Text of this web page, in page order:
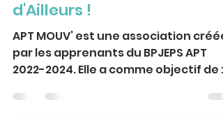
d'Ailleurs !
APT MOUV’ est une association créée
par les apprenants du BPJEPS APT
2022-2024. Elle a comme objectif de :